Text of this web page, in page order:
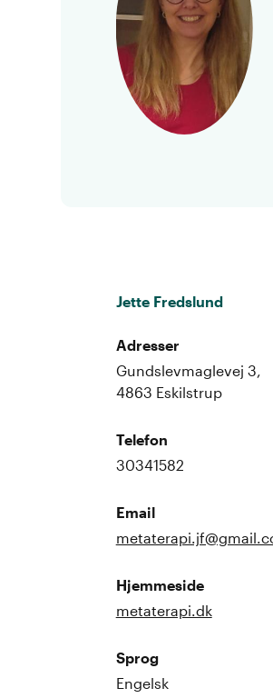
Jette Fredslund
Adresser
Gundslevmaglevej 3,
4863 Eskilstrup
Telefon
30341582
Email
Hjemmeside
metaterapi.dk
Sprog
Engelsk